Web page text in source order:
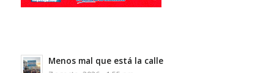
Menos mal que está la calle